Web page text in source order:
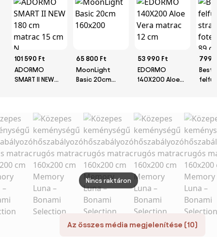
101 590 Ft
ADORMO
SMART II NEW
65 800 Ft
MoonLight
Basic 20cm
53 990 Ft
EDORMO
140X200 Aloe
Az összes média megjelenítése (10)
Nincs raktáron